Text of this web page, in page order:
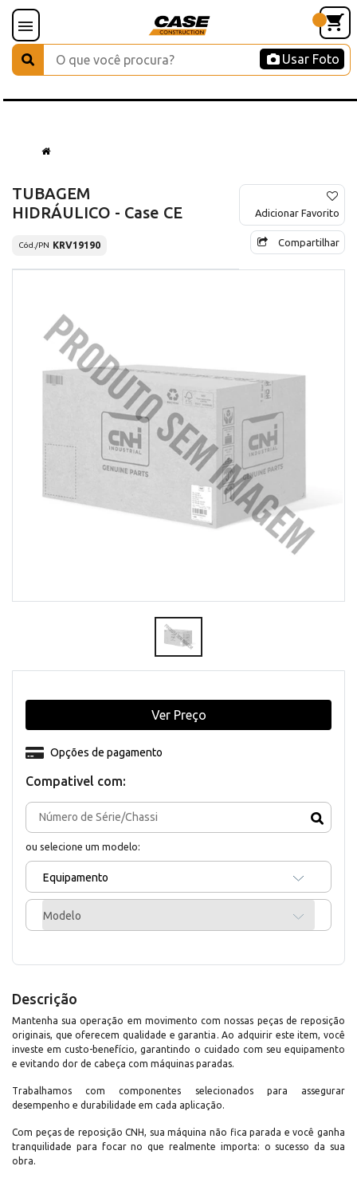
Usar Foto
TUBAGEM
HIDRÁULICO - Case CE
Cód./PN KRV19190
Adicionar Favorito
Compartilhar
Compativel com:
ou selecione um modelo:
Equipamento
Modelo
Opções de pagamento
Ver Preço
Descrição
Mantenha sua operação em movimento com nossas peças de reposição
originais, que oferecem qualidade e garantia. Ao adquirir este item, você
investe em custo-benefício, garantindo o cuidado com seu equipamento
e evitando dor de cabeça com máquinas paradas.
Trabalhamos com componentes selecionados para assegurar
desempenho e durabilidade em cada aplicação.
Com peças de reposição CNH, sua máquina não fica parada e você ganha
tranquilidade para focar no que realmente importa: o sucesso da sua
obra.